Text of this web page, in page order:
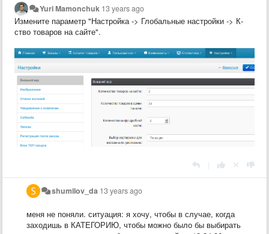
Yuri Mamonchuk 13 years ago
Измените параметр "Настройка -> Глобальные настройки -> К-
ство товаров на сайте".
shumilov_da 13 years ago
меня не поняли. ситуация: я хочу, чтобы в случае, когда
заходишь в КАТЕГОРИЮ, чтобы можно было бы выбирать